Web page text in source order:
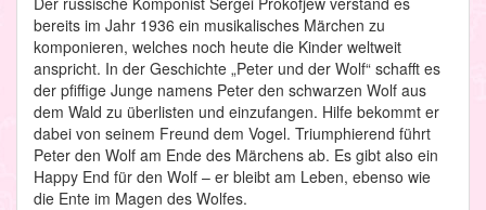
bereits im Jahr 1936 ein musikalisches Märchen zu
komponieren, welches noch heute die Kinder weltweit
anspricht. In der Geschichte „Peter und der Wolf“ schafft es
der pfiffige Junge namens Peter den schwarzen Wolf aus
dem Wald zu überlisten und einzufangen. Hilfe bekommt er
dabei von seinem Freund dem Vogel. Triumphierend führt
Peter den Wolf am Ende des Märchens ab. Es gibt also ein
Happy End für den Wolf – er bleibt am Leben, ebenso wie
die Ente im Magen des Wolfes.